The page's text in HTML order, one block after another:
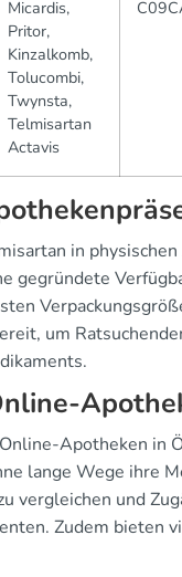
Micardis,
Pritor,
Kinzalkomb,
Tolucombi,
Twynsta,
Telmisartan
Actavis
in
gegründete
um
Apotheken in
lange Wege ihre
vergleichen und
Zudem bieten